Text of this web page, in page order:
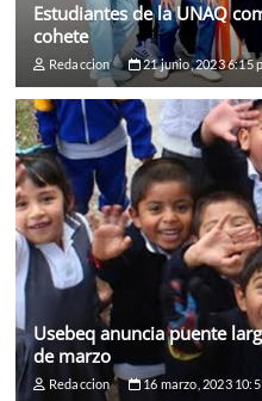
Estudiantes de la UNAQ
cohete
Redaccion 21 junio, 2023 6:15
Usebeq anuncia puente
de marzo
Redaccion 16 marzo, 2023